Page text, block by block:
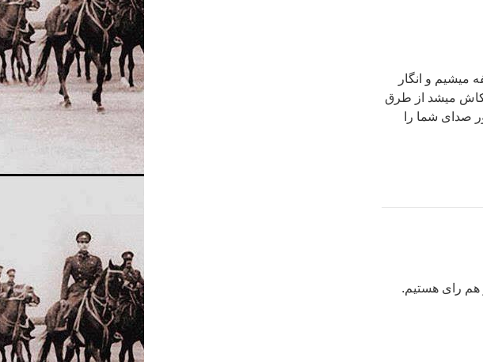
میشیم و انگار
کاش میشد از طرق
صدای شما را
هم رای هستیم.